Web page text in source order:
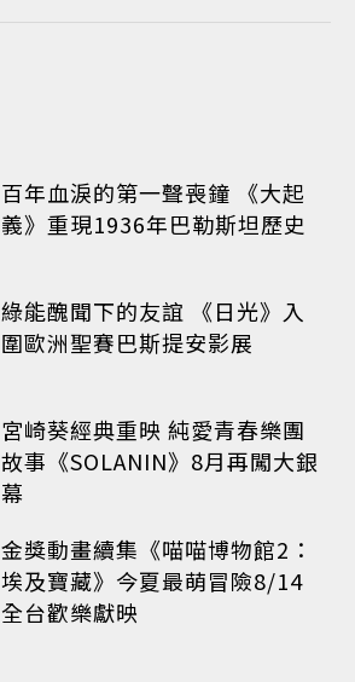
百年血淚的第一聲喪鐘 《大起
義》重現1936年巴勒斯坦歷史
綠能醜聞下的友誼 《日光》入
圍歐洲聖賽巴斯提安影展
宮崎葵經典重映 純愛青春樂團
故事《SOLANIN》8月再闖大銀
幕
金獎動畫續集《喵喵博物館2：
埃及寶藏》今夏最萌冒險8/14
全台歡樂獻映